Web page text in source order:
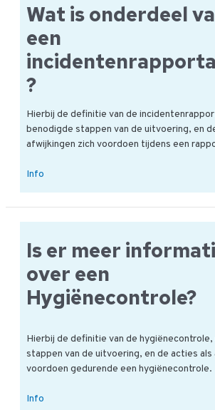
het
Wat is onderdeel
een
?
Hierbij de definitie van de
benodigde stappen van de uitvoering, en
afwijkingen zich voordoen tijdens een
Wat
incidentenrapportage?
Info
Is er meer
over een
Hygiënecontrole?
Hierbij de definitie van de
stappen van de uitvoering, en de acties als
voordoen gedurende een hygiënecontrole.
Is
Info